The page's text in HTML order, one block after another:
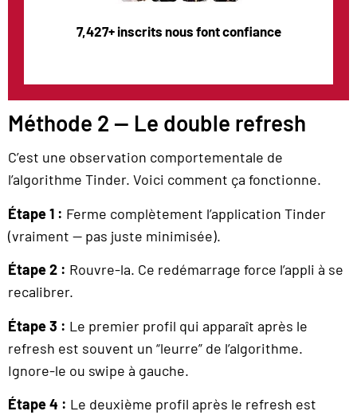
7,427+ inscrits nous font confiance
Méthode 2 — Le double refresh
C’est une observation comportementale de
l’algorithme Tinder. Voici comment ça fonctionne.
Étape 1 : Ferme complètement l’application Tinder
(vraiment — pas juste minimisée).
Étape 2 : Rouvre-la. Ce redémarrage force l’appli à se
recalibrer.
Étape 3 : Le premier profil qui apparaît après le
refresh est souvent un “leurre” de l’algorithme.
Ignore-le ou swipe à gauche.
Étape 4 : Le deuxième profil après le refresh est